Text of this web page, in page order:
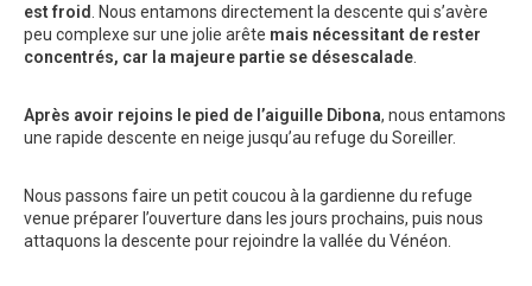
est froid
. Nous entamons directement la descente qui s’avère
peu complexe sur une jolie arête mais nécessitant de rester
concentrés, car la majeure partie se désescalade
Après avoir rejoins le pied de l’aiguille Dibona, nous entamons
une rapide descente en neige jusqu’au refuge du Soreiller.
Nous passons faire un petit coucou à la gardienne du refuge
venue préparer l’ouverture dans les jours prochains, puis nous
attaquons la descente pour rejoindre la vallée du Vénéon.